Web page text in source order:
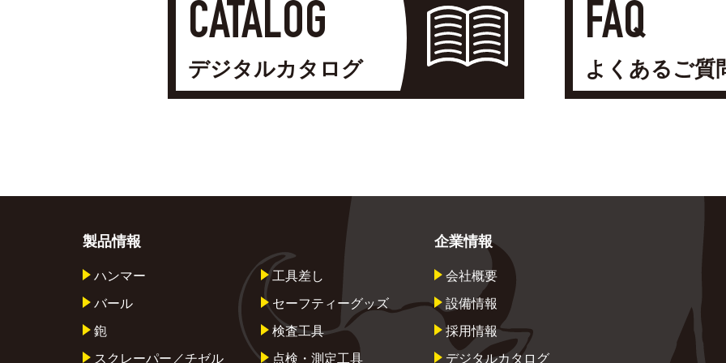
CATALOG
デジタルカタログ
FAQ
よくあるご質
製品情報
ハンマー
バール
鉋
スクレーパー／チゼル
工具差し
セーフティーグッズ
検査工具
点検・測定工具
企業情報
会社概要
設備情報
採用情報
デジタルカタログ